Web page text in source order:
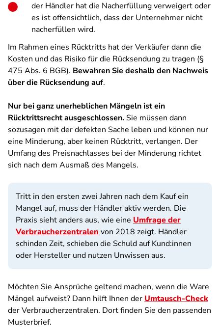
der Händler hat die Nacherfüllung verweigert oder
es ist offensichtlich, dass der Unternehmer nicht
nacherfüllen wird.
Im Rahmen eines Rücktritts hat der Verkäufer dann die
Kosten und das Risiko für die Rücksendung zu tragen (§
475 Abs. 6 BGB). Bewahren Sie deshalb den Nachweis
über die Rücksendung auf.
Nur bei ganz unerheblichen Mängeln ist ein
Rücktrittsrecht ausgeschlossen. Sie müssen dann
sozusagen mit der defekten Sache leben und können nur
eine Minderung, aber keinen Rücktritt, verlangen. Der
Umfang des Preisnachlasses bei der Minderung richtet
sich nach dem Ausmaß des Mangels.
Tritt in den ersten zwei Jahren nach dem Kauf ein
Mangel auf, muss der Händler aktiv werden. Die
Praxis sieht anders aus, wie eine Umfrage der
Verbraucherzentralen von 2018 zeigt. Händler
schinden Zeit, schieben die Schuld auf Kund:innen
oder Hersteller und nutzen Unwissen aus.
Möchten Sie Ansprüche geltend machen, wenn die Ware
Mängel aufweist? Dann hilft Ihnen der Umtausch-Check
der Verbraucherzentralen. Dort finden Sie den passenden
Musterbrief.